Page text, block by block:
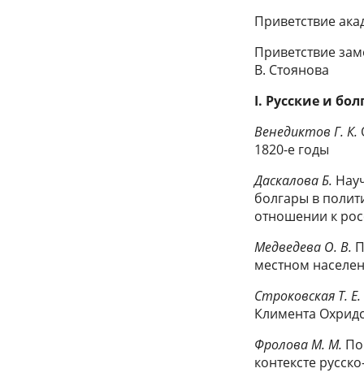
Приветствие
Приветствие
В. Стоянова
I. Русские и
Венедиктов Г. К.
1820-е годы
Даскалова Б.
болгары в
отношении к
Медведева О. В.
местном
Строковская Т. Е.
Климента
Фролова M. M.
контексте